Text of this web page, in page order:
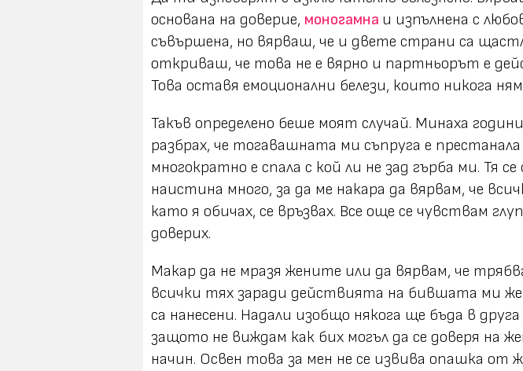
основана на доверие, моногамна и изпълнена с
съвършена, но вярваш, че и двете страни са
откриваш, че това не е вярно и партньорът е
Това оставя емоционални белези, които никога
Такъв определено беше моят случай. Минаха
разбрах, че тогавашната ми съпруга е
многократно е спала с кой ли не зад гърба ми. Тя
наистина много, за да ме накара да вярвам, че
като я обичах, се връзвах. Все още се чувствам
доверих.
Макар да не мразя жените или да вярвам, че
всички тях заради действията на бившата ми
са нанесени. Надали изобщо някога ще бъда в
защото не виждам как бих могъл да се доверя на
начин. Освен това за мен не се извива опашка от